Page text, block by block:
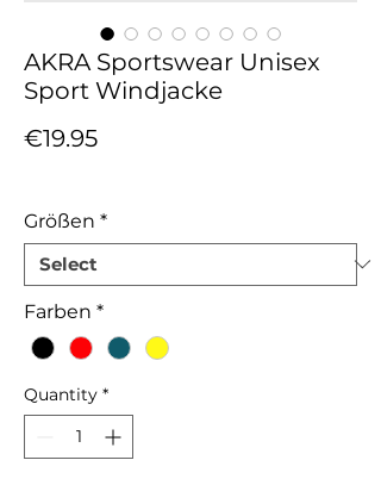
AKRA Sportswear Unisex
Sport Windjacke
€19.95Price
Größen *
Farben *
Quantity *